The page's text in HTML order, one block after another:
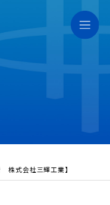
式会社三輝工業】